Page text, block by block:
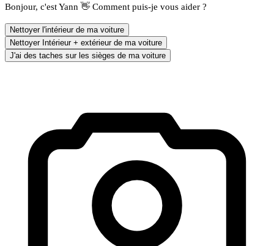
Bonjour, c'est Yann 👋 Comment puis-je vous aider ?
Nettoyer l'intérieur de ma voiture
Nettoyer Intérieur + extérieur de ma voiture
J'ai des taches sur les sièges de ma voiture